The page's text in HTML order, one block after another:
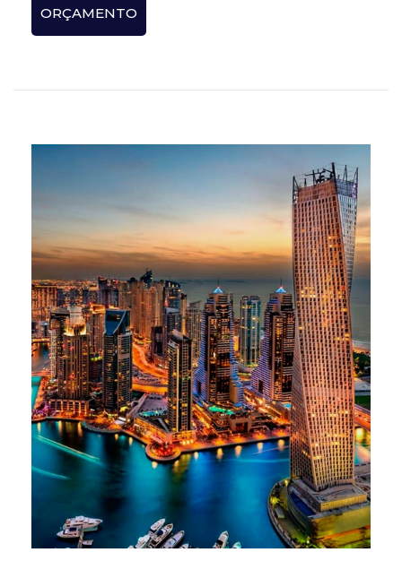
ORÇAMENTO